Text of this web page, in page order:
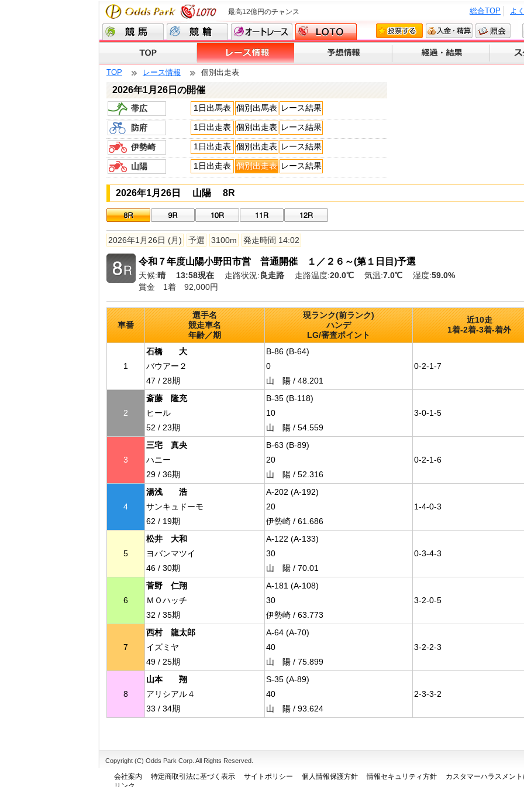
最高12億円のチャンス よ
総合TOP
TOP レース情報 個別出走表
2026年1月26日の開催
帯広 1日出馬表 個別出馬表 レース結果
防府 1日出走表 個別出走表 レース結果
伊勢崎 1日出走表 個別出走表 レース結果
山陽 1日出走表 個別出走表 レース結果
2026年1月26日 山陽 8R
2026年1月26日 (月) 予選 3100m 発走時間 14:02
令和７年度山陽小野田市営 普通開催 １／２６～(第１日目)予選
天候:晴 13:58現在 走路状況:良走路 走路温度:20.0℃ 気温:7.0℃ 湿度:59.0%
賞金 1着 92,000円
車番
選手名
競走車名
年齢／期
現ランク(前ランク)
ハンデ
LG/審査ポイント
近10走
1着-2着-3着-着外
1
石橋 大
バウアー２
47 / 28期
B-86 (B-64)
0
山 陽 / 48.201
0-2-1-7
2
斎藤 隆充
ヒール
52 / 23期
B-35 (B-118)
10
山 陽 / 54.559
3-0-1-5
3
三宅 真央
ハニー
29 / 36期
B-63 (B-89)
20
山 陽 / 52.316
0-2-1-6
4
湯浅 浩
サンキュドーモ
62 / 19期
A-202 (A-192)
20
伊勢崎 / 61.686
1-4-0-3
5
松井 大和
ヨバンマツイ
46 / 30期
A-122 (A-133)
30
山 陽 / 70.01
0-3-4-3
6
菅野 仁翔
ＭＯハッチ
32 / 35期
A-181 (A-108)
30
伊勢崎 / 63.773
3-2-0-5
7
西村 龍太郎
イズミヤ
49 / 25期
A-64 (A-70)
40
山 陽 / 75.899
3-2-2-3
8
山本 翔
アリシアル４
33 / 34期
S-35 (A-89)
40
山 陽 / 93.624
2-3-3-2
Copyright (C) Odds Park Corp. All Rights Reserved.
会社案内 特定商取引法に基づく表示 サイトポリシー 個人情報保護方針 情報セキュリティ方針
カスタマーハラスメン